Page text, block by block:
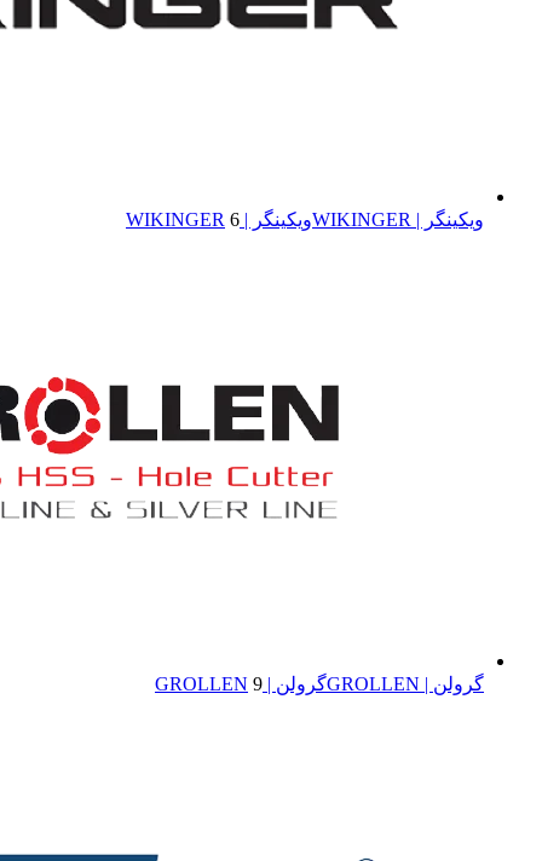
ویکینگر | WIKINGER ویکینگر | WIKINGER 6
گرولن | GROLLEN گرولن | GROLLEN 9